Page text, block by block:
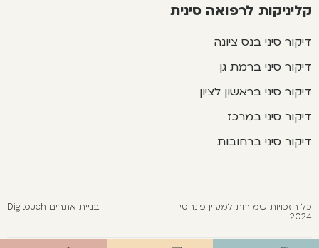
קליניקות לרפואה סינית
דיקור סיני בנס ציונה
דיקור סיני ברמת גן
דיקור סיני בראשון לציון
דיקור סיני במרכז
דיקור סיני ברחובות
כל הזכויות שמורות למעיין פינחסי
2024
בניית אתרים Digitouch